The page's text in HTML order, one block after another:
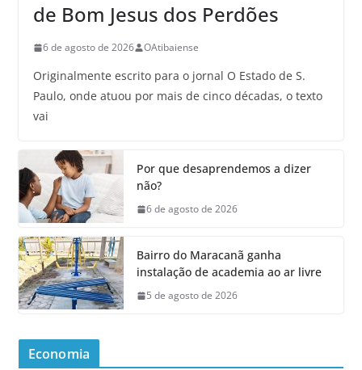
de Bom Jesus dos Perdões
6 de agosto de 2026 OAtibaiense
Originalmente escrito para o jornal O Estado de S.
Paulo, onde atuou por mais de cinco décadas, o texto
vai
Por que desaprendemos a dizer
não?
6 de agosto de 2026
Bairro do Maracanã ganha
instalação de academia ao ar livre
5 de agosto de 2026
Economia